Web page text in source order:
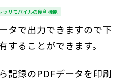
ッサモバイルの便利機能
タで出力できますので下
することができます。
記録のPDFデータを印刷